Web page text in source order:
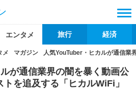
エンタメ 旅行 経済
メ マガジン 人気YouTuber・ヒカルが通信業
が通信業界の闇を暴く動画公
を追及する「ヒカルWiFi」